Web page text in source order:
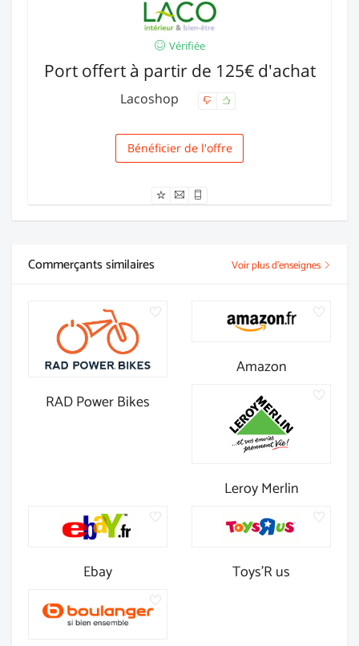
Vérifiée
Port offert à partir de 125€ d'achat
Lacoshop
Livraison
Bénéficier de l'offre
Commerçants similaires Voir plus d'enseignes
RAD Power Bikes
Amazon
Leroy Merlin
Ebay Toys'R us